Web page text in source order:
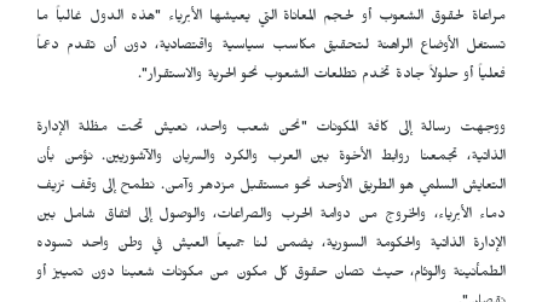
مراعاة لحقوق الشعوب أو لحجم المعاناة التي يعيشها الأبرياء "هذه الدول غالباً ما
تستغل الأوضاع الراهنة لتحقيق مكاسب سياسية واقتصادية، دون أن تقدم دعماً
فعلياً أو حلولاً جادة تخدم تطلعات الشعوب نحو الحرية والاستقرار".
ووجهت رسالة إلى كافة المكونات "نحن شعب واحد، نعيش تحت مظلة الإدارة
الذاتية، تجمعنا روابط الأخوة بين العرب والكرد والسريان والآشوريين. نؤمن بأن
التعايش السلمي هو الطريق الأوحد نحو مستقبل مزدهر وآمن. نطمح إلى وقف نزيف
دماء الأبرياء، والخروج من دوامة الحرب والصراعات، والوصول إلى اتفاق شامل بين
الإدارة الذاتية والحكومة السورية، يضمن لنا جميعاً العيش في وطن واحد تسوده
الطمأنينة والوئام، حيث تصان حقوق كل مكون من مكونات شعبنا دون تمييز أو